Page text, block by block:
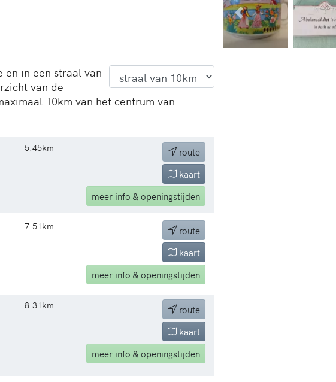
in een straal van
van de
10km van het centrum van
5.45km
route
kaart
meer info & openingstijden
7.51km
route
kaart
meer info & openingstijden
8.31km
route
kaart
meer info & openingstijden
Vorige